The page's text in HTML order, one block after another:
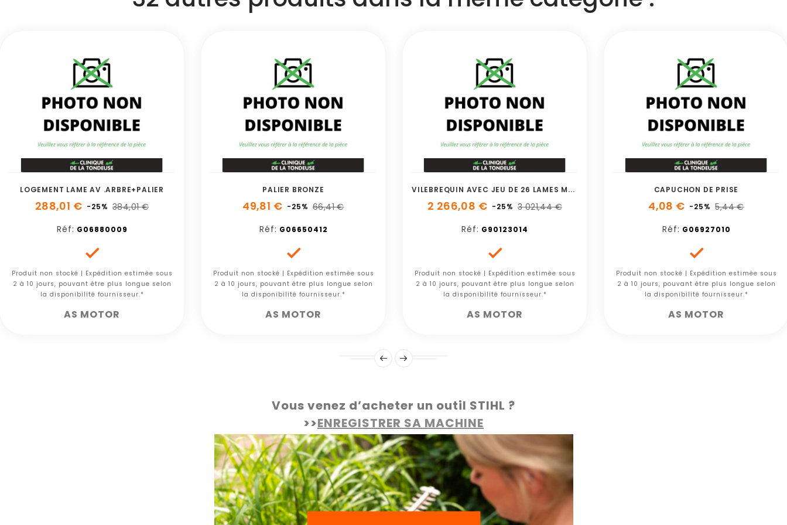
LOGEMENT LAME AV .ARBRE+PALIER
288,01 € -25% 384,01 €
Réf: G06880009

Produit non stocké | Expédition estimée sous
2 à 10 jours, pouvant être plus longue selon
la disponibilité fournisseur.*
AS MOTOR
PALIER BRONZE
49,81 € -25% 66,41 €
Réf: G06650412

Produit non stocké | Expédition estimée sous
2 à 10 jours, pouvant être plus longue selon
la disponibilité fournisseur.*
AS MOTOR
V
ILEBREQUIN AVEC JEU DE 26 LAMES MAILLET
2 266,08 € -25% 3 021,44 €
Réf: G90123014

Produit non stocké | Expédition estimée sous
2 à 10 jours, pouvant être plus longue selon
la disponibilité fournisseur.*
AS MOTOR
CAPUCHON DE PRISE
4,08 € -25% 5,44 €
Réf: G06927010

Produit non stocké | Expédition estimée sous
2 à 10 jours, pouvant être plus longue selon
la disponibilité fournisseur.*
AS MOTOR
Vous venez d’acheter un outil STIHL ?
>>ENREGISTRER SA MACHINE